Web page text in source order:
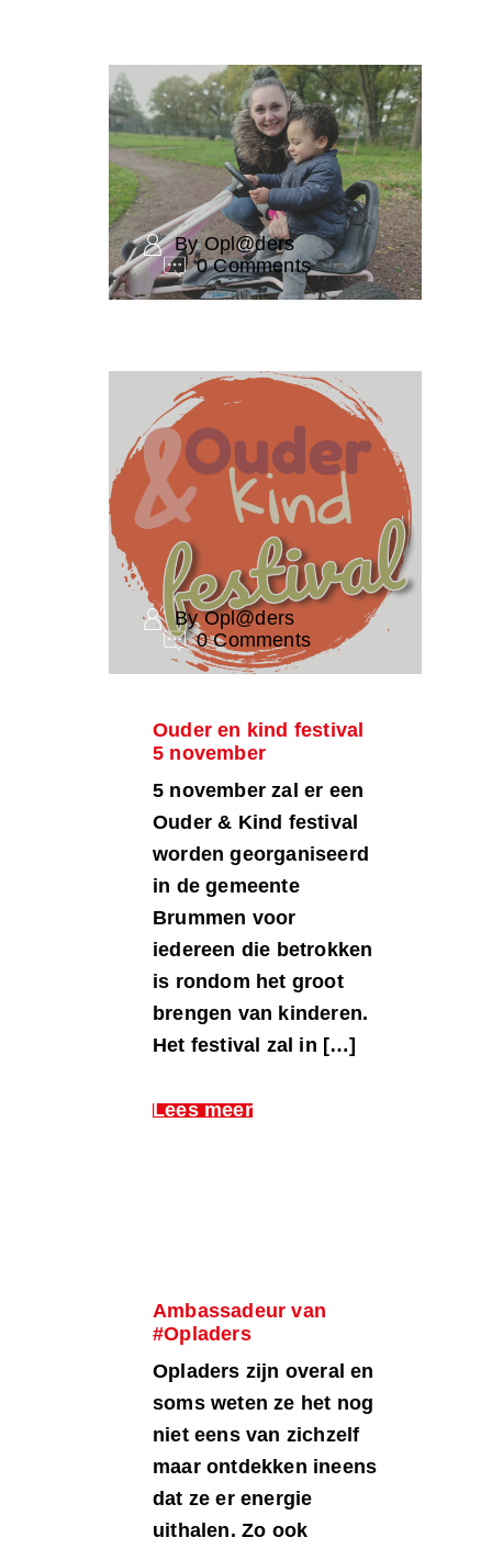
By Opl@ders
0 Comments
By Opl@ders
0 Comments
Ouder en kind festival
5 november
5 november zal er een
Ouder & Kind festival
worden georganiseerd
in de gemeente
Brummen voor
iedereen die betrokken
is rondom het groot
brengen van kinderen.
Het festival zal in […]
Lees meer
Ambassadeur van
#Opladers
Opladers zijn overal en
soms weten ze het nog
niet eens van zichzelf
maar ontdekken ineens
dat ze er energie
uithalen. Zo ook